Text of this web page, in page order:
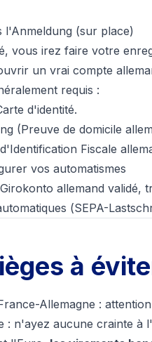
l'Anmeldung (sur place)
vous irez faire votre
un vrai compte
requis :
d'identité.
(Preuve de domicile
Fiscale
vos automatismes
allemand validé,
(SEPA-
à
Allemagne :
: n'ayez aucune crainte à